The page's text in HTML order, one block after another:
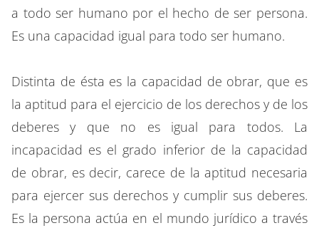
a todo ser humano por el hecho de ser persona.
Es una capacidad igual para todo ser humano.
Distinta de ésta es la capacidad de obrar, que es
la aptitud para el ejercicio de los derechos y de los
deberes y que no es igual para todos. La
incapacidad es el grado inferior de la capacidad
de obrar, es decir, carece de la aptitud necesaria
para ejercer sus derechos y cumplir sus deberes.
Es la persona actúa en el mundo jurídico a través